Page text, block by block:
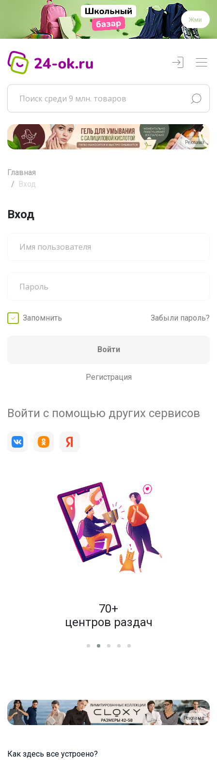
Жми
Реклама
Главная
Вход
Вход
Запомнить Забыли пароль?
Войти
Регистрация
Войти с помощью других сервисов
70+
центров раздач
Реклама
Как здесь все устроено?